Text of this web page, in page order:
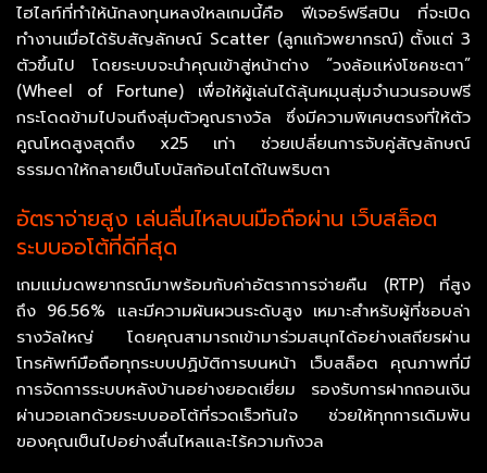
ไฮไลท์ที่ทำให้นักลงทุนหลงใหลเกมนี้คือ ฟีเจอร์ฟรีสปิน ที่จะเปิด
ทำงานเมื่อได้รับสัญลักษณ์ Scatter (ลูกแก้วพยากรณ์) ตั้งแต่ 3
ตัวขึ้นไป โดยระบบจะนำคุณเข้าสู่หน้าต่าง “วงล้อแห่งโชคชะตา”
(Wheel of Fortune) เพื่อให้ผู้เล่นได้ลุ้นหมุนสุ่มจำนวนรอบฟรี
กระโดดข้ามไปจนถึงสุ่มตัวคูณรางวัล ซึ่งมีความพิเศษตรงที่ให้ตัว
คูณโหดสูงสุดถึง x25 เท่า ช่วยเปลี่ยนการจับคู่สัญลักษณ์
ธรรมดาให้กลายเป็นโบนัสก้อนโตได้ในพริบตา
อัตราจ่ายสูง เล่นลื่นไหลบนมือถือผ่าน เว็บสล็อต
ระบบออโต้ที่ดีที่สุด
เกมแม่มดพยากรณ์มาพร้อมกับค่าอัตราการจ่ายคืน (RTP) ที่สูง
ถึง 96.56% และมีความผันผวนระดับสูง เหมาะสำหรับผู้ที่ชอบล่า
รางวัลใหญ่ โดยคุณสามารถเข้ามาร่วมสนุกได้อย่างเสถียรผ่าน
โทรศัพท์มือถือทุกระบบปฏิบัติการบนหน้า เว็บสล็อต คุณภาพที่มี
การจัดการระบบหลังบ้านอย่างยอดเยี่ยม รองรับการฝากถอนเงิน
ผ่านวอเลทด้วยระบบออโต้ที่รวดเร็วทันใจ ช่วยให้ทุกการเดิมพัน
ของคุณเป็นไปอย่างลื่นไหลและไร้ความกังวล